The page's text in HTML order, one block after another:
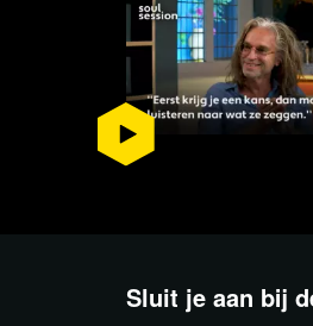
Sluit je aan bij